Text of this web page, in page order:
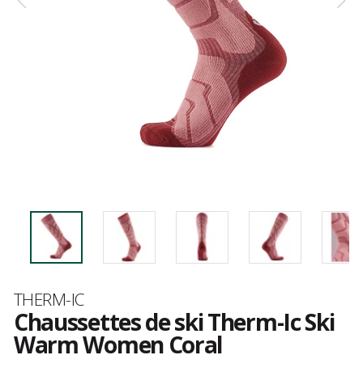
Marque
THERM-IC
Chaussettes de ski Therm-Ic Ski
Warm Women Coral